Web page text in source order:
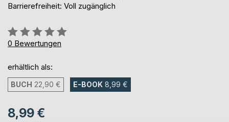
Barrierefreiheit: Voll zugänglich
Bewertung::
0%
0 Bewertungen
erhältlich als:
BUCH 22,90 € E-BOOK 8,99 €
8,99 €